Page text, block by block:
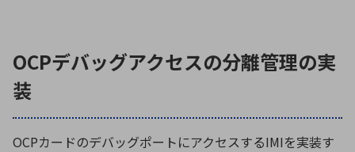
OCPデバッグアクセスの分離管理の実
装
OCPカードのデバッグポートにアクセスするIMIを実装す